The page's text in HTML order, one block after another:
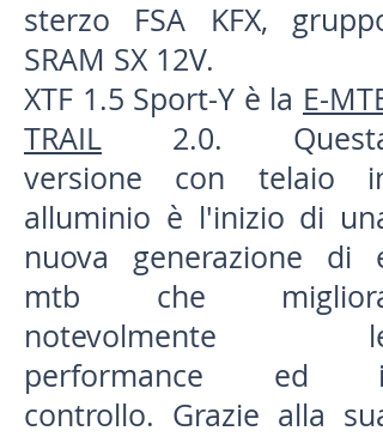
sterzo FSA KFX, gruppo
SRAM SX 12V.
XTF 1.5 Sport-Y è la E-MTB
TRAIL 2.0. Questa
versione con telaio in
alluminio è l'inizio di una
nuova generazione di e
mtb che migliora
notevolmente le
performance ed il
controllo. Grazie alla sua